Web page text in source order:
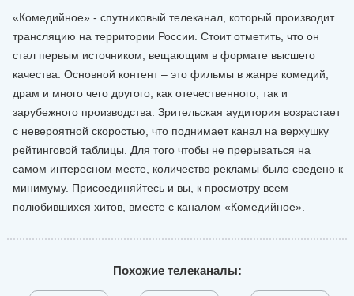
«Комедийное» - спутниковый телеканал, который производит
трансляцию на территории России. Стоит отметить, что он
стал первым источником, вещающим в формате высшего
качества. Основной контент – это фильмы в жанре комедий,
драм и много чего другого, как отечественного, так и
зарубежного производства. Зрительская аудитория возрастает
с невероятной скоростью, что поднимает канал на верхушку
рейтинговой таблицы. Для того чтобы не прерываться на
самом интересном месте, количество рекламы было сведено к
минимуму. Присоединяйтесь и вы, к просмотру всем
полюбившихся хитов, вместе с каналом «Комедийное».
Похожие телеканалы: